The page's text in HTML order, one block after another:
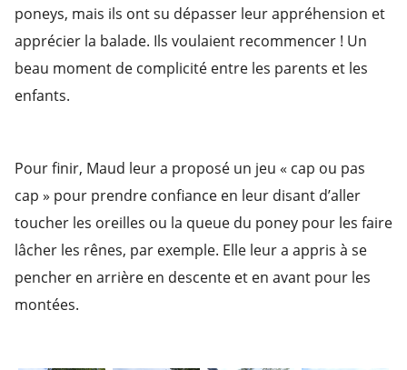
poneys, mais ils ont su dépasser leur appréhension et
apprécier la balade. Ils voulaient recommencer ! Un
beau moment de complicité entre les parents et les
enfants.
Pour finir, Maud leur a proposé un jeu « cap ou pas
cap » pour prendre confiance en leur disant d’aller
toucher les oreilles ou la queue du poney pour les faire
lâcher les rênes, par exemple. Elle leur a appris à se
pencher en arrière en descente et en avant pour les
montées.